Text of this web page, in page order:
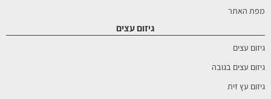
מפת האתר
גיזום עצים
גיזום עצים
גיזום עצים בגובה
גיזום עץ זית